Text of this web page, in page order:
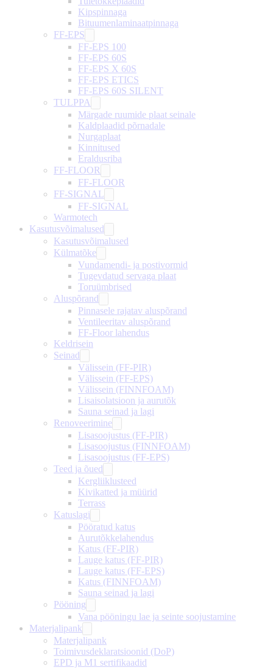
Kipspinnaga
Bituumenlaminaatpinnaga
FF-EPS
FF-EPS 100
FF-EPS 60S
FF-EPS X 60S
FF-EPS ETICS
FF-EPS 60S SILENT
TULPPA
Märgade ruumide plaat seinale
Kaldplaadid põrnadale
Nurgaplaat
Kinnitused
Eraldusriba
FF-FLOOR
FF-FLOOR
FF-SIGNAL
FF-SIGNAL
Warmotech
Kasutusvõimalused
Kasutusvõimalused
Külmatõke
Vundamendi- ja postivormid
Tugevdatud servaga plaat
Toruümbrised
Aluspõrand
Pinnasele rajatav aluspõrand
Ventileeritav aluspõrand
FF-Floor lahendus
Keldrisein
Seinad
Välissein (FF-PIR)
Välissein (FF-EPS)
Välissein (FINNFOAM)
Lisaisolatsioon ja aurutõk
Sauna seinad ja lagi
Renoveerimine
Lisasoojustus (FF-PIR)
Lisasoojustus (FINNFOAM)
Lisasoojustus (FF-EPS)
Teed ja õued
Kergliiklusteed
Kivikatted ja müürid
Terrass
Katuslagi
Pööratud katus
Aurutõkkelahendus
Katus (FF-PIR)
Lauge katus (FF-PIR)
Lauge katus (FF-EPS)
Katus (FINNFOAM)
Sauna seinad ja lagi
Pööning
Vana pööningu lae ja seinte soojustamine
Materjalipank
Materjalipank
Toimivusdeklaratsioonid (DoP)
EPD ja M1 sertifikaadid